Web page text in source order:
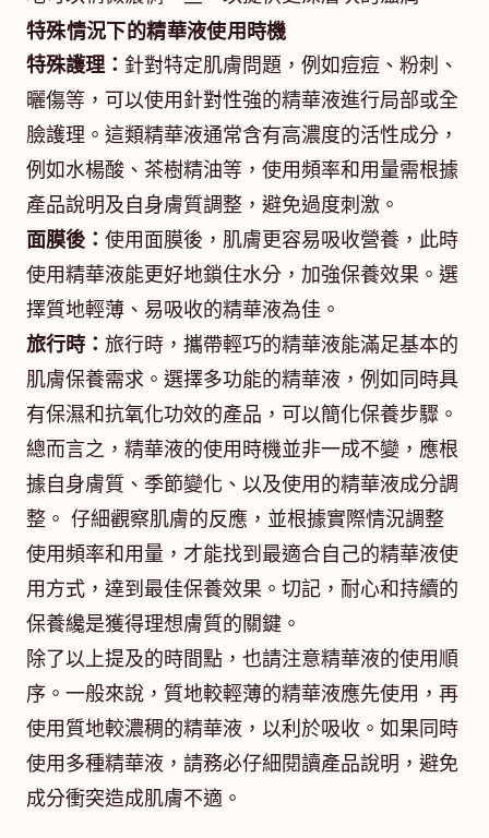
特殊情況下的精華液使用時機
特殊護理： 針對特定肌膚問題，例如痘痘、粉刺、
曬傷等，可以使用針對性強的精華液進行局部或全
臉護理。這類精華液通常含有高濃度的活性成分，
例如水楊酸、茶樹精油等，使用頻率和用量需根據
產品說明及自身膚質調整，避免過度刺激。
面膜後： 使用面膜後，肌膚更容易吸收營養，此時
使用精華液能更好地鎖住水分，加強保養效果。選
擇質地輕薄、易吸收的精華液為佳。
旅行時： 旅行時，攜帶輕巧的精華液能滿足基本的
肌膚保養需求。選擇多功能的精華液，例如同時具
有保濕和抗氧化功效的產品，可以簡化保養步驟。
總而言之，精華液的使用時機並非一成不變，應根
據自身膚質、季節變化、以及使用的精華液成分調
整。 仔細觀察肌膚的反應，並根據實際情況調整
使用頻率和用量，才能找到最適合自己的精華液使
用方式，達到最佳保養效果。切記，耐心和持續的
保養纔是獲得理想膚質的關鍵。
除了以上提及的時間點，也請注意精華液的使用順
序。一般來說，質地較輕薄的精華液應先使用，再
使用質地較濃稠的精華液，以利於吸收。如果同時
使用多種精華液，請務必仔細閱讀產品說明，避免
成分衝突造成肌膚不適。